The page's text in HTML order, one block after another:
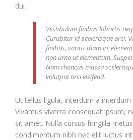
dui.
Vestibulum finibus lobortis
Curabitur id scelerisque orci.
finibus, varius diam in,
non urna ut elementum.
Nam rhoncus massa
volutpat orci eleifend.
Ut tellus ligula, interdum a
Vivamus viverra consequat ipsum,
sit amet. Nulla cursus fringilla
condimentum nibh nec elit luctus